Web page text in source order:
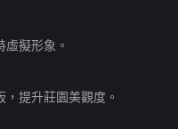
擬形象。
提升莊園美觀度。